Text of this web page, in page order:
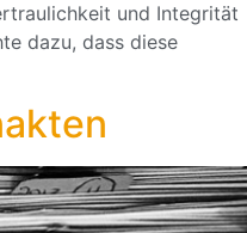
und Integrität
dazu, dass diese